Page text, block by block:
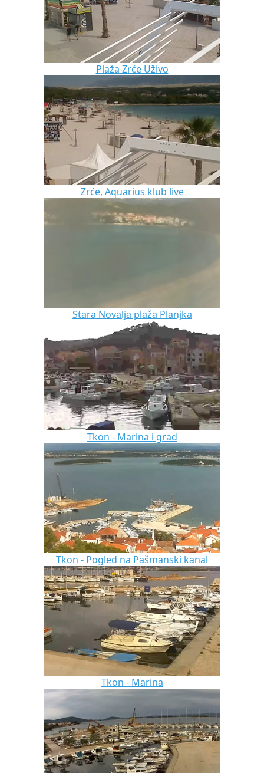
Plaža Zrće Uživo
Zrće, Aquarius klub live
Stara Novalja plaža Planjka
Tkon - Marina i grad
Tkon - Pogled na Pašmanski kanal
Tkon - Marina